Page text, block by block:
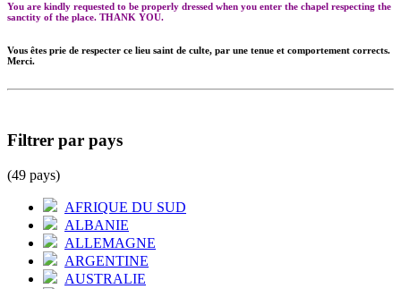
You are kindly requested to be properly dressed when you enter the chapel respecting the
sanctity of the place. THANK YOU.
Vous êtes prie de respecter ce lieu saint de culte, par une tenue et comportement corrects.
Merci.
Filtrer par pays
(49 pays)
AFRIQUE DU SUD
ALBANIE
ALLEMAGNE
ARGENTINE
AUSTRALIE